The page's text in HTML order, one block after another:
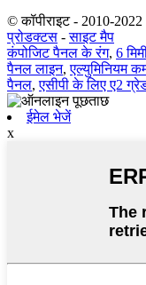
© कॉपीराइट - 2010-2022
प्रोडक्टस -साइट मैप
कंपोजिट पैनल के रंग, 6
पैनल लाइन,एल्युमिनियम
पैनल,एसीपी के लिए ए2
ईमेल भेजें
x